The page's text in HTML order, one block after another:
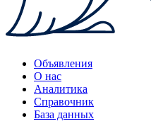
Объявления
О нас
Аналитика
Справочник
База данных